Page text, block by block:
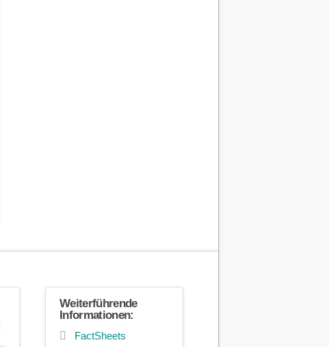
Weiterführende
Informationen:
FactSheets